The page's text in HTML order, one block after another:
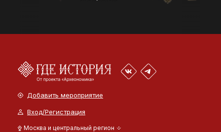
Добавить мероприятие
Вход/Регистрация
Москва и центральный регион